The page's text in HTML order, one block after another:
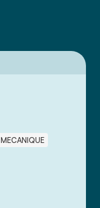
MECANIQUE